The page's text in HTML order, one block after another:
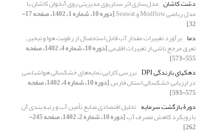
دشت کاشان مدل‌سازی اثر سناریوی مدیریتی روی آبخوان کاشان با
مدل ریاضی Modflow و Seawat [دوره 10، شماره 1، 1402، صفحه 17-
32]
دما برآورد تغییرات مقدار آب قابل استحصال از رطوبت هوا و تبخیر‌ـ
تعرق مرجع ناشی از تغییرات اقلیمی [دوره 10، شماره 4، 1402، صفحه
555-573]
دهکهای بارندگی DPI
بررسی کارایی نمایه‌های خشکسالی هواشناسی
در ارزیابی خشکسالی استان فارس [دوره 10، شماره 4، 1402، صفحه
575-593]
دورۀ بازگشت سرمایه تحلیل اقتصادی منابع تأمین آب و رتبه بندی آن
با رویکرد کاهش مصرف آب [دوره 10، شماره 2، 1402، صفحه 245-
262]